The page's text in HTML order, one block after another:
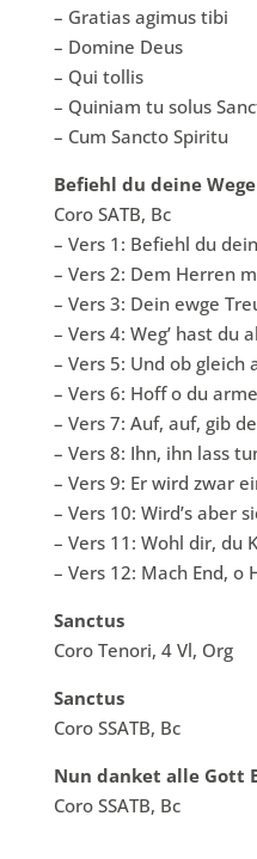
– Gratias agimus tibi
– Domine Deus
– Qui tollis
– Quiniam tu solus
– Cum Sancto Spiritu
Befiehl du deine Wege
Coro SATB, Bc
– Vers 1: Befiehl du
– Vers 2: Dem Herren
– Vers 3: Dein ewge
– Vers 4: Weg’ hast du
– Vers 5: Und ob gleich
– Vers 6: Hoff o du
– Vers 7: Auf, auf, gib
– Vers 8: Ihn, ihn lass
– Vers 9: Er wird zwar
– Vers 10: Wird’s aber
– Vers 11: Wohl dir, du
– Vers 12: Mach End, o
Sanctus
Coro Tenori, 4 Vl, Org
Sanctus
Coro SSATB, Bc
Nun danket alle Gott
Coro SSATB, Bc